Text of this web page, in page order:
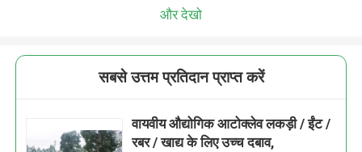
और देखो
सबसे उत्तम प्रतिदान प्राप्त करें
वायवीय औद्योगिक आटोक्लेव लकड़ी / ईंट /
रबर / खाद्य के लिए उच्च दबाव,